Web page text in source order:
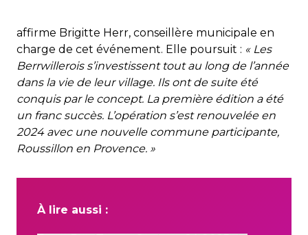
affirme Brigitte Herr, conseillère municipale en
charge de cet événement. Elle poursuit : « Les
Berrwillerois s’investissent tout au long de l’année
dans la vie de leur village. Ils ont de suite été
conquis par le concept. La première édition a été
un franc succès. L’opération s’est renouvelée en
2024 avec une nouvelle commune participante,
Roussillon en Provence. »
À lire aussi :